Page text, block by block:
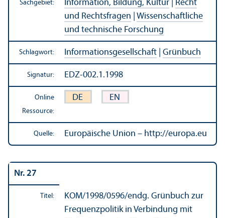
Sachgebiet: Information, Bildung, Kultur
Recht
und Rechts­fragen
Wissenschaft­liche
und technische Forschung
Schlagwort: Informations­gesellschaft Grünbuch
Signatur: EDZ-002.1.1998
Online
Ressource:
DE EN
Quelle: Europäische Union – http://europa.eu
Nr. 27
Titel: KOM/1998/0596/endg. Grünbuch zur
Frequenzpolitik in Verbindung mit